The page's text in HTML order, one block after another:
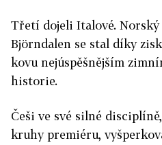
Třetí dojeli Italové.
Björndalen se stal díky
kovu nejúspěšnějším
historie.
Češi ve své silné
kruhy premiéru,